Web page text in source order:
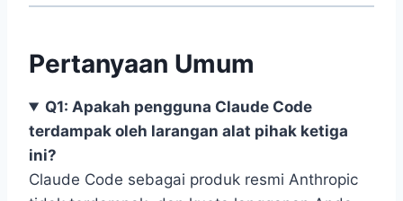
Pertanyaan Umum
Q1: Apakah pengguna Claude Code
terdampak oleh larangan alat pihak ketiga
ini?
Claude Code sebagai produk resmi Anthropic